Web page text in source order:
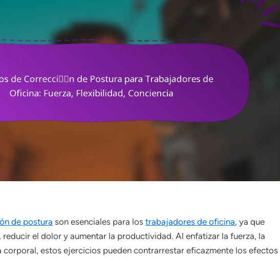
de postura son esenciales para los trabajadores de oficina, ya que
reducir el dolor y aumentar la productividad. Al enfatizar la fuerza, la
estos ejercicios pueden contrarrestar eficazmente los efectos